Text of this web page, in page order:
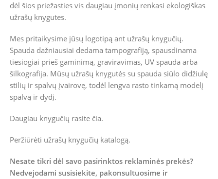
dėl šios priežasties vis daugiau įmonių renkasi ekologiškas
užrašų knygutes.
Mes pritaikysime jūsų logotipą ant užrašų knygučių.
Spauda dažniausiai dedama tampografiją, spausdinama
tiesiogiai prieš gaminimą, graviravimas, UV spauda arba
šilkografija. Mūsų užrašų knygutės su spauda siūlo didžiulę
stilių ir spalvų įvairovę, todėl lengva rasto tinkamą modelį
spalvą ir dydį.
Daugiau knygučių rasite čia.
Peržiūrėti užrašų knygučių katalogą.
Nesate tikri dėl savo pasirinktos reklaminės prekės?
Nedvejodami susisiekite, pakonsultuosime ir